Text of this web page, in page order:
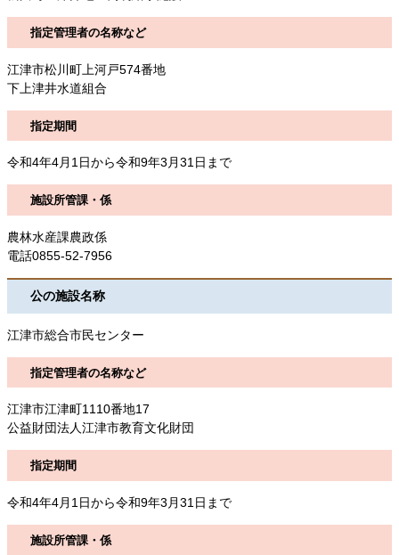
指定管理者の名称など
江津市松川町上河戸574番地
下上津井水道組合
指定期間
令和4年4月1日から令和9年3月31日まで
施設所管課・係
農林水産課農政係
電話0855-52-7956
公の施設名称
江津市総合市民センター
指定管理者の名称など
江津市江津町1110番地17
公益財団法人江津市教育文化財団
指定期間
令和4年4月1日から令和9年3月31日まで
施設所管課・係